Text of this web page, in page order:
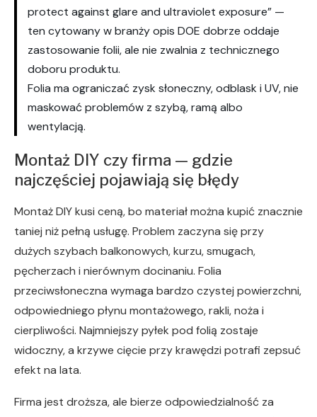
protect against glare and ultraviolet exposure” —
ten cytowany w branży opis DOE dobrze oddaje
zastosowanie folii, ale nie zwalnia z technicznego
doboru produktu.
Folia ma ograniczać zysk słoneczny, odblask i UV, nie
maskować problemów z szybą, ramą albo
wentylacją.
Montaż DIY czy firma — gdzie
najczęściej pojawiają się błędy
Montaż DIY kusi ceną, bo materiał można kupić znacznie
taniej niż pełną usługę. Problem zaczyna się przy
dużych szybach balkonowych, kurzu, smugach,
pęcherzach i nierównym docinaniu. Folia
przeciwsłoneczna wymaga bardzo czystej powierzchni,
odpowiedniego płynu montażowego, rakli, noża i
cierpliwości. Najmniejszy pyłek pod folią zostaje
widoczny, a krzywe cięcie przy krawędzi potrafi zepsuć
efekt na lata.
Firma jest droższa, ale bierze odpowiedzialność za